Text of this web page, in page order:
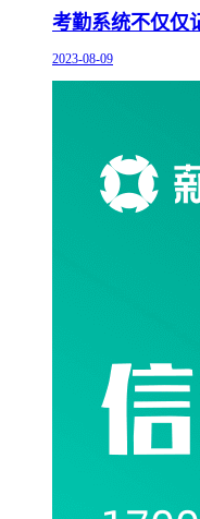
考勤系统不仅仅
2023-08-09